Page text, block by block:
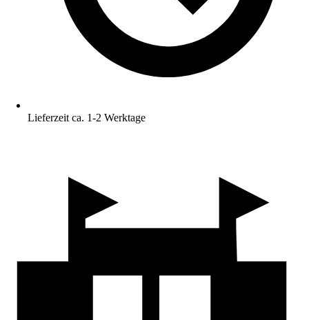
Lieferzeit ca. 1-2 Werktage